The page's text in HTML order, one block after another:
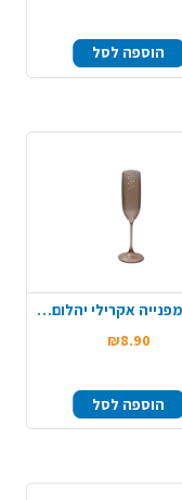
הוספה לסל
גביע שמפנייה אקרילי יהלום - רוז
₪8.90
הוספה לסל